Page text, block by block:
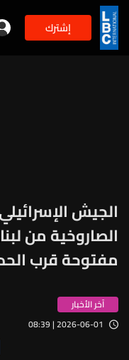
إشترك
الجيش
الصاروخية من
مفتوحة قرب
آخر الأخبار
2026-06-01 | 08:39